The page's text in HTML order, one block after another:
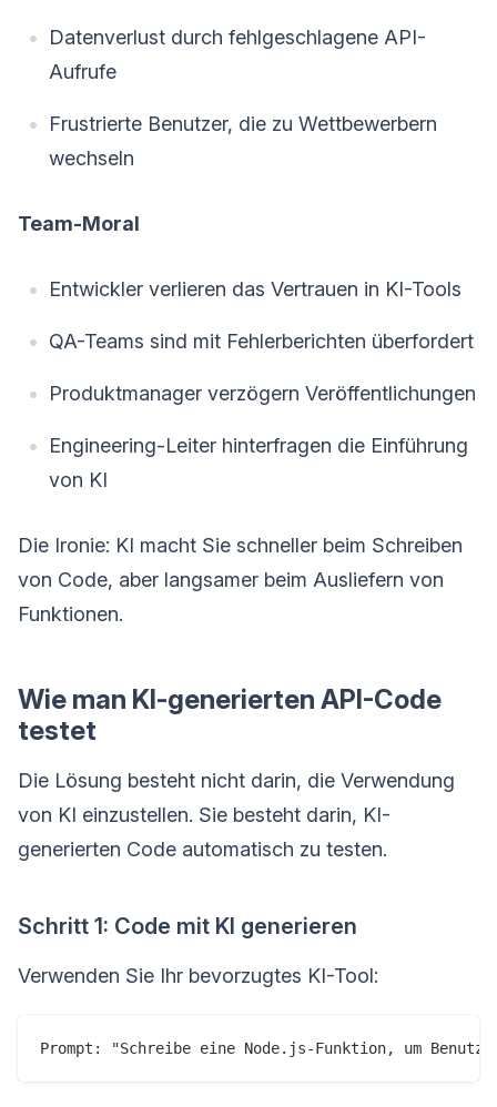
Datenverlust durch fehlgeschlagene API-
Aufrufe
Frustrierte Benutzer, die zu Wettbewerbern
wechseln
Team-Moral
Entwickler verlieren das Vertrauen in KI-Tools
QA-Teams sind mit Fehlerberichten überfordert
Produktmanager verzögern Veröffentlichungen
Engineering-Leiter hinterfragen die Einführung
von KI
Die Ironie: KI macht Sie schneller beim Schreiben
von Code, aber langsamer beim Ausliefern von
Funktionen.
Wie man KI-generierten API-Code
testet
Die Lösung besteht nicht darin, die Verwendung
von KI einzustellen. Sie besteht darin, KI-
generierten Code automatisch zu testen.
Schritt 1: Code mit KI generieren
Verwenden Sie Ihr bevorzugtes KI-Tool: